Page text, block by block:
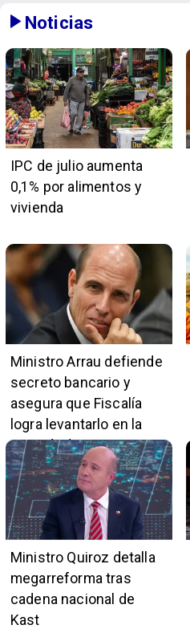
Noticias
IPC de julio aumenta
0,1% por alimentos y
vivienda
Ministro Arrau defiende
secreto bancario y
asegura que Fiscalía
logra levantarlo en la
mayoría de casos
Ministro Quiroz detalla
megarreforma tras
cadena nacional de
Kast